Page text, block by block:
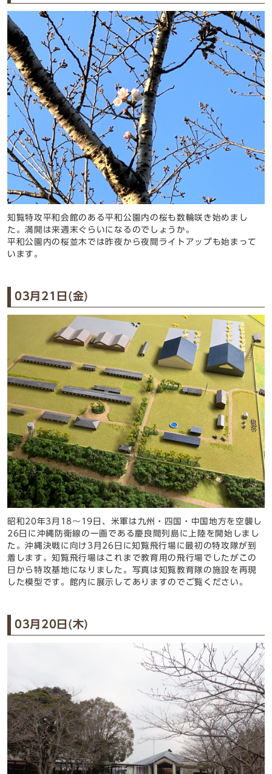
知覧特攻平和会館のある平和公園内の桜も数輪咲き始めまし
た。満開は来週末ぐらいになるのでしょうか。
平和公園内の桜並木では昨夜から夜間ライトアップも始まって
います。
03月21日(金)
昭和20年3月18～19日、米軍は九州・四国・中国地方を空襲し
26日に沖縄防衛線の一画である慶良間列島に上陸を開始しまし
た。沖縄決戦に向け3月26日に知覧飛行場に最初の特攻隊が到
着します。知覧飛行場はこれまで教育用の飛行場でしたがこの
日から特攻基地になりました。写真は知覧教育隊の施設を再現
した模型です。館内に展示してありますのでご覧ください。
03月20日(木)